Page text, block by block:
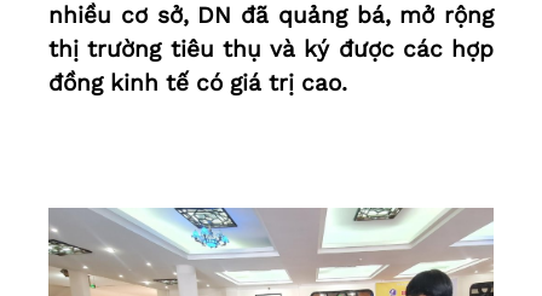
nhiều cơ sở, DN đã quảng bá, mở rộng
thị trường tiêu thụ và ký được các hợp
đồng kinh tế có giá trị cao.